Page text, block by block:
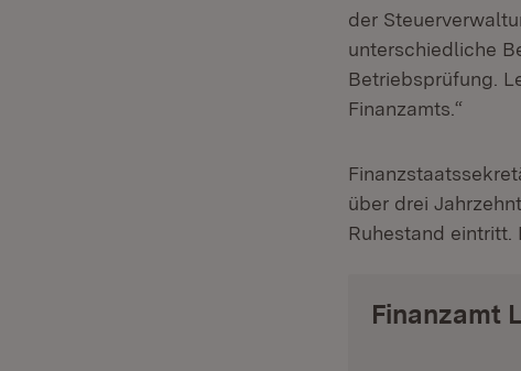
der
unterschiedliche
Betriebsprüfung.
Finanzamts.“
über drei
Ruhestand eintritt.
Finanzamt